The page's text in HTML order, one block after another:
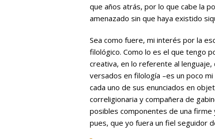
que años atrás, por lo que cabe la
amenazado sin que haya existido
Sea como fuere, mi interés por la
filológico. Como lo es el que tengo
creativa, en lo referente al
versados en filología –es un poco
cada uno de sus enunciados en
correligionaria y compañera de
posibles componentes de una
pues, que yo fuera un fiel seguidor